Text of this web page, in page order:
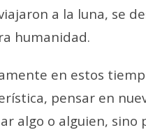
a la luna, se
humanidad.
en estos
pensar en
algo o alguien, sino